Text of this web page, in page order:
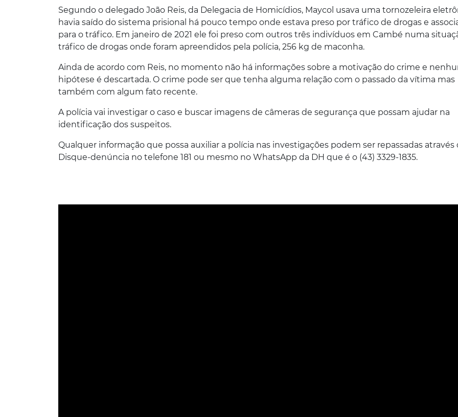
Segundo o delegado João Reis, da Delegacia de Homicídios, Maycol usava uma tornozeleira
havia saído do sistema prisional há pouco tempo onde estava preso por tráfico de drogas e
para o tráfico. Em janeiro de 2021 ele foi preso com outros três indivíduos em Cambé numa
tráfico de drogas onde foram apreendidos pela polícia, 256 kg de maconha.
Ainda de acordo com Reis, no momento não há informações sobre a motivação do crime e
hipótese é descartada. O crime pode ser que tenha alguma relação com o passado da vítima mas
também com algum fato recente.
A polícia vai investigar o caso e buscar imagens de câmeras de segurança que possam ajudar na
identificação dos suspeitos.
Qualquer informação que possa auxiliar a polícia nas investigações podem ser repassadas através
Disque-denúncia no telefone 181 ou mesmo no WhatsApp da DH que é o (43) 3329-1835.